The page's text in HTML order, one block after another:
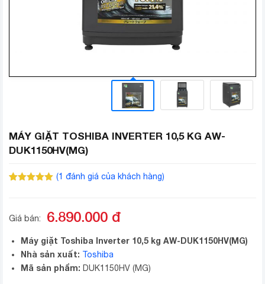
MÁY GIẶT TOSHIBA INVERTER 10,5 KG AW-
DUK1150HV(MG)
(1 đánh giá của khách hàng)
Giá bán: 6.890.000 đ
Máy giặt Toshiba Inverter 10,5 kg AW-DUK1150HV(MG)
Nhà sản xuất: Toshiba
Mã sản phẩm: DUK1150HV (MG)